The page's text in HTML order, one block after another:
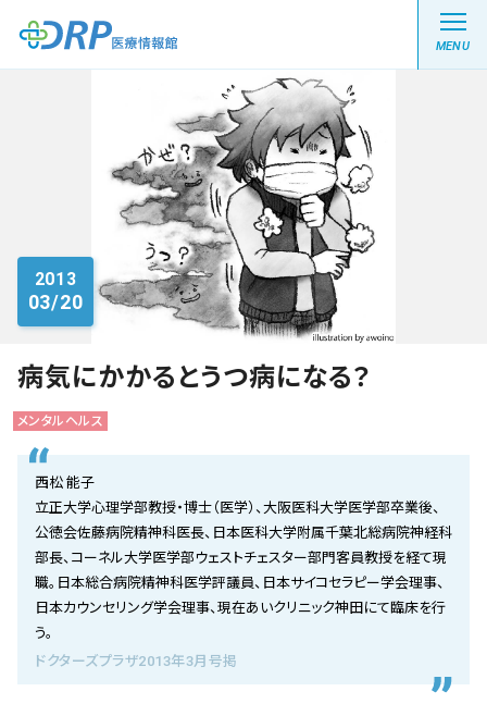
MENU
最新の注目記事
栄養健康レシピ
医療系学生記事
健康川柳
DRP医療情報館とは?
会社概要
お知らせ
お問い合わせ
2013
03/20
病気にかかるとうつ病になる？
メンタルヘルス
西松 能子
立正大学心理学部教授・博士（医学）、大阪医科大学医学部卒業後、
公徳会佐藤病院精神科医長、日本医科大学附属千葉北総病院神経科
部長、コーネル大学医学部ウェストチェスター部門客員教授を経て現
職。日本総合病院精神科医学評議員、日本サイコセラピー学会理事、
日本カウンセリング学会理事、現在あいクリニック神田にて臨床を行
う。
ドクターズプラザ2013年3月号掲